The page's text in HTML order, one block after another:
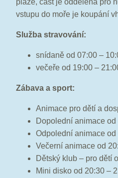
vstupu do moře je koupání
Služba stravování:
snídaně od 07:00 –
večeře od 19:00 –
Zábava a sport:
Animace pro dětí a
Dopolední animace od
Odpolední animace od
Večerní animace od
Dětský klub – pro dětí
Mini disko od 20:30 –